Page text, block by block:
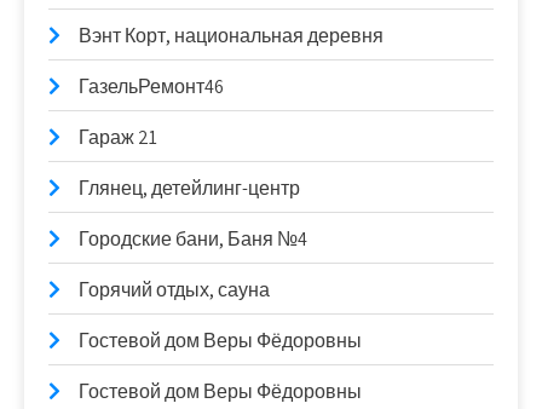
Вэнт Корт, национальная деревня
ГазельРемонт46
Гараж 21
Глянец, детейлинг-центр
Городские бани, Баня №4
Горячий отдых, сауна
Гостевой дом Веры Фёдоровны
Гостевой дом Веры Фёдоровны